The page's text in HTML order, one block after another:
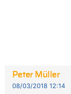
Peter Müller
08/03/2018 12:14